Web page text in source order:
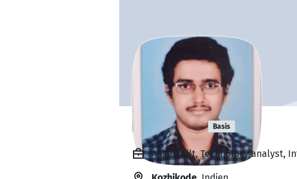
Rahul P G Basis
Angestellt, Technology analyst,